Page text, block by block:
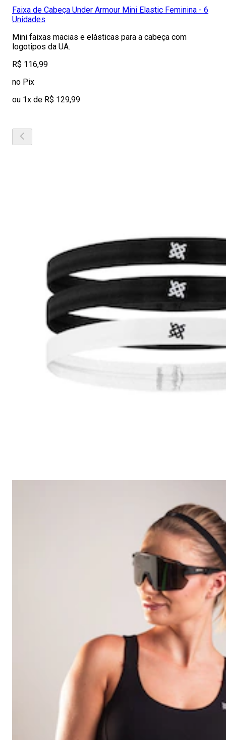
Faixa de Cabeça Under Armour Mini Elastic Feminina - 6
Unidades
Mini faixas macias e elásticas para a cabeça com
logotipos da UA.
R$ 116,99
no Pix
ou 1x de R$ 129,99